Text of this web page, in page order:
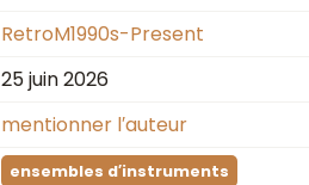
RetroM1990s-Present
25 juin 2026
mentionner l′auteur
ensembles d′instruments